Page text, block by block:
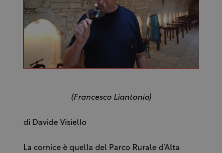
(Francesco Liantonio)
di Davide Visiello
La cornice è quella del Parco Rurale d’Alta